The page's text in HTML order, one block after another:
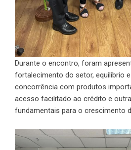
Durante o encontro, foram
fortalecimento do setor, equilíbrio
concorrência com produtos
acesso facilitado ao crédito e
fundamentais para o crescimento